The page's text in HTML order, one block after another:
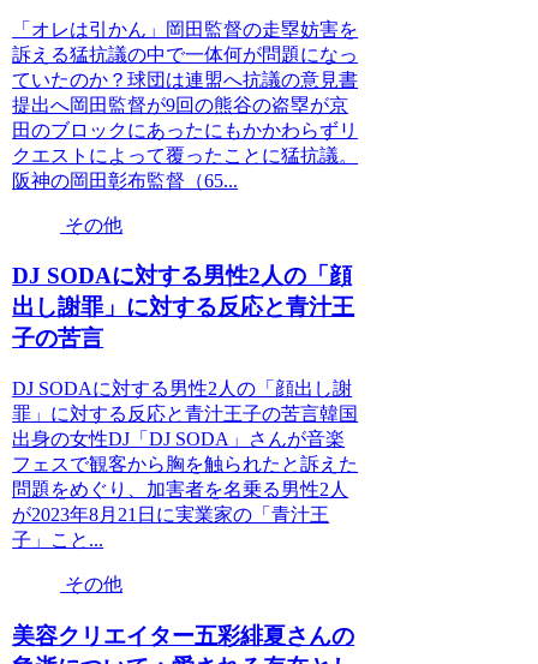
「オレは引かん」岡田監督の走塁妨害を
訴える猛抗議の中で一体何が問題になっ
ていたのか？球団は連盟へ抗議の意見書
提出へ岡田監督が9回の熊谷の盗塁が京
田のブロックにあったにもかかわらずリ
クエストによって覆ったことに猛抗議。
阪神の岡田彰布監督（65...
その他
DJ SODAに対する男性2人の「顔
出し謝罪」に対する反応と青汁王
子の苦言
DJ SODAに対する男性2人の「顔出し謝
罪」に対する反応と青汁王子の苦言韓国
出身の女性DJ「DJ SODA」さんが音楽
フェスで観客から胸を触られたと訴えた
問題をめぐり、加害者を名乗る男性2人
が2023年8月21日に実業家の「青汁王
子」こと...
その他
美容クリエイター五彩緋夏さんの